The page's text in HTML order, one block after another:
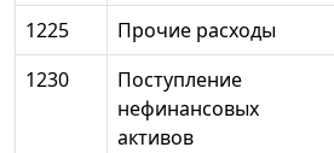
1225
Прочие расходы
1230
Поступление
нефинансовых
активов